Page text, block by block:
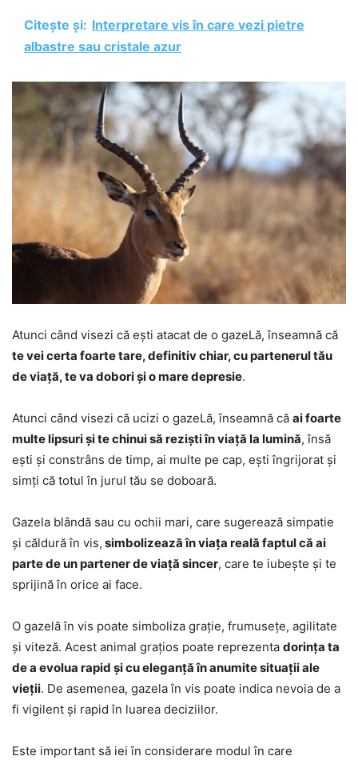
Citește și: Interpretare vis în care vezi pietre
albastre sau cristale azur
Atunci când visezi că ești atacat de o gazeLă, înseamnă că
te vei certa foarte tare, definitiv chiar, cu partenerul tău
de viață, te va dobori și o mare depresie.
Atunci când visezi că ucizi o gazeLă, înseamnă că ai foarte
multe lipsuri și te chinui să reziști în viață la lumină, însă
ești și constrâns de timp, ai multe pe cap, ești îngrijorat și
simți că totul în jurul tău se doboară.
Gazela blândă sau cu ochii mari, care sugerează simpatie
și căldură în vis, simbolizează în viața reală faptul că ai
parte de un partener de viață sincer, care te iubește și te
sprijină în orice ai face.
O gazelă în vis poate simboliza grație, frumusețe, agilitate
și viteză. Acest animal grațios poate reprezenta dorința ta
de a evolua rapid și cu eleganță în anumite situații ale
vieții. De asemenea, gazela în vis poate indica nevoia de a
fi vigilent și rapid în luarea deciziilor.
Este important să iei în considerare modul în care